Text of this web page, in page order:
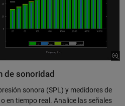
de sonoridad
sonora (SPL) y medidores de
en tiempo real. Analice las señales